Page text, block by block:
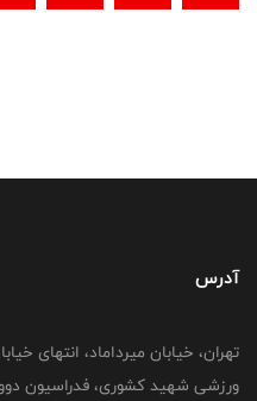
آدرس
تهران، خیابان میرداماد، انتهای
ورزشی شهید کشوری، فدراسیون